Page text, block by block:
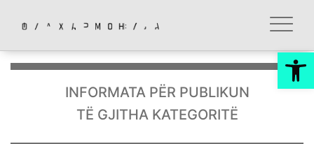
INFORMATA PËR PUBLIKUN
TË GJITHA KATEGORITË